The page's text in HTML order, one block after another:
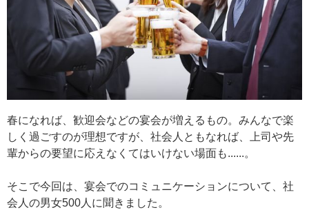
春になれば、歓迎会などの宴会が増えるもの。みんなで楽
しく過ごすのが理想ですが、社会人ともなれば、上司や先
輩からの要望に応えなくてはいけない場面も......。
そこで今回は、宴会でのコミュニケーションについて、社
会人の男女500人に聞きました。